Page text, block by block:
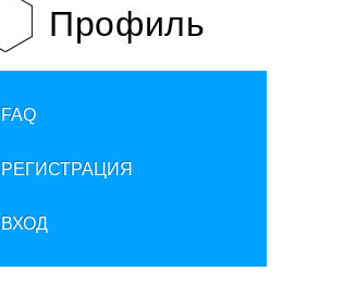
Профиль
FAQ
РЕГИСТРАЦИЯ
ВХОД